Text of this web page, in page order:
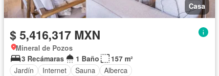
Casa
$ 5,416,317 MXN
Mineral de Pozos
3 Recámaras
1 Baño
157 m²
Jardín
Internet Sauna Alberca